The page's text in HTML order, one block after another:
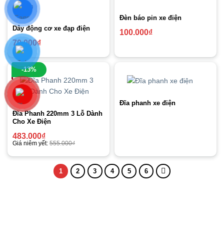
Dây động cơ xe đạp điện
70.000₫
Đèn báo pin xe điện
100.000₫
-13%
Đĩa Phanh 220mm 3 Lỗ Dành
Cho Xe Điện
483.000₫
Giá niêm yết: 555.000₫
Đĩa phanh xe điện
1 2 3 4 5 6